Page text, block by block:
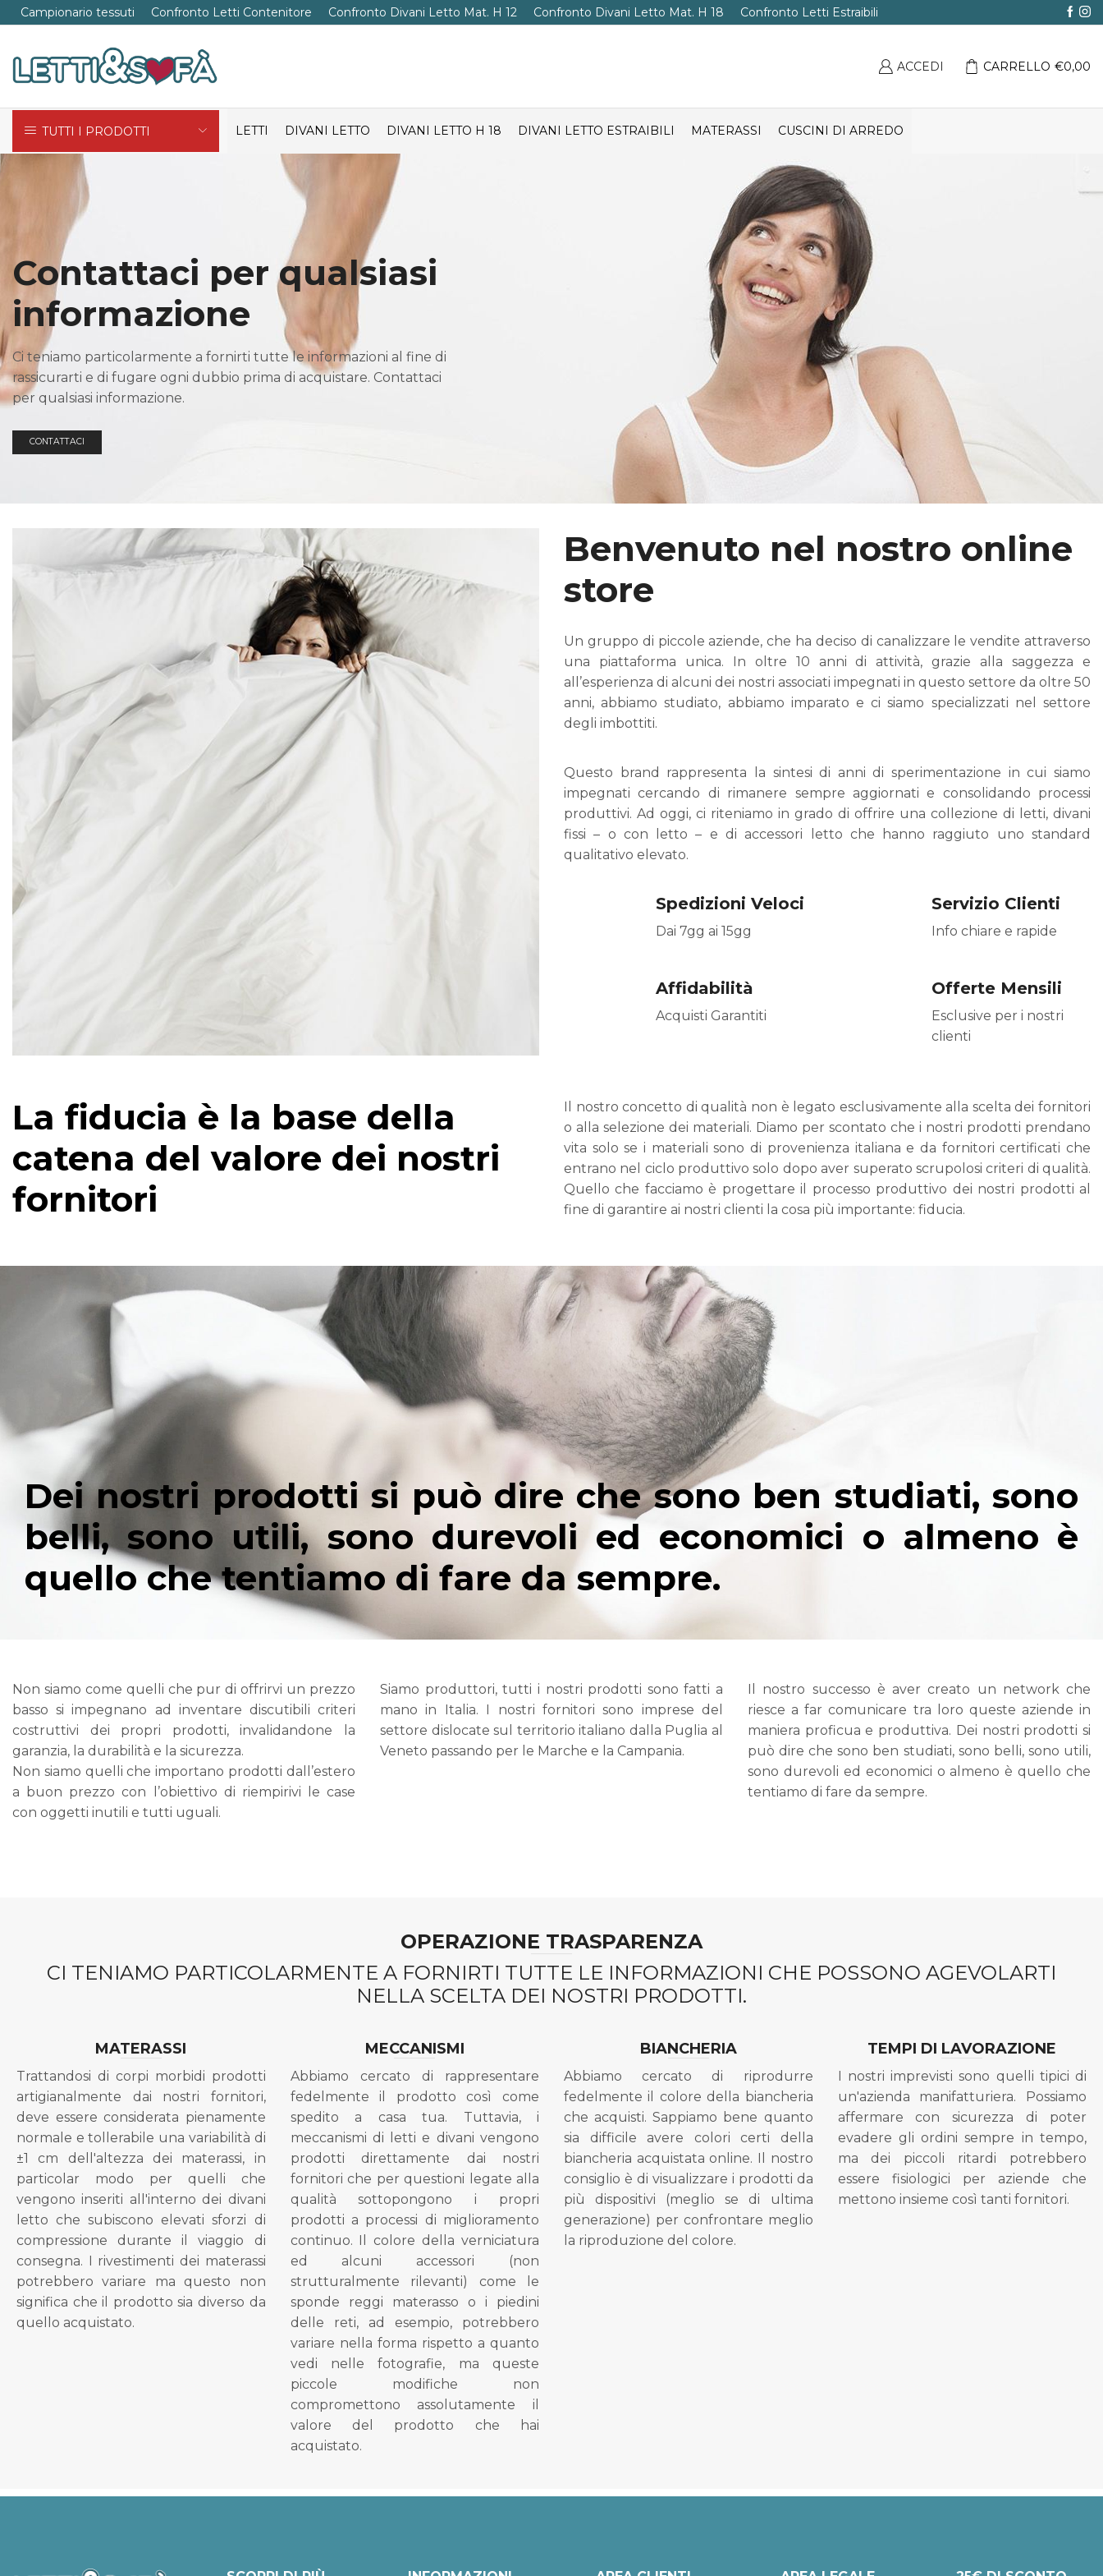
Campionario tessuti Confronto Letti Contenitore Confronto Divani Letto Mat. H 12 Confronto Divani Letto Mat. H 18 Confronto Letti Estraibili
ACCEDI CARRELLO €0,00
TUTTI I PRODOTTI LETTI DIVANI LETTO DIVANI LETTO H 18 DIVANI LETTO ESTRAIBILI MATERASSI CUSCINI DI ARREDO
Contattaci per qualsiasi
informazione
Ci teniamo particolarmente a fornirti tutte le informazioni al fine di
rassicurarti e di fugare ogni dubbio prima di acquistare. Contattaci
per qualsiasi informazione.
CONTATTACI
Benvenuto nel nostro online
store
Un gruppo di piccole aziende, che ha deciso di canalizzare le vendite attraverso
una piattaforma unica. In oltre 10 anni di attività, grazie alla saggezza e
all’esperienza di alcuni dei nostri associati impegnati in questo settore da oltre 50
anni, abbiamo studiato, abbiamo imparato e ci siamo specializzati nel settore
degli imbottiti.
Questo brand rappresenta la sintesi di anni di sperimentazione in cui siamo
impegnati cercando di rimanere sempre aggiornati e consolidando processi
produttivi. Ad oggi, ci riteniamo in grado di offrire una collezione di letti, divani
fissi – o con letto – e di accessori letto che hanno raggiuto uno standard
qualitativo elevato.
Spedizioni Veloci
Dai 7gg ai 15gg
Servizio Clienti
Info chiare e rapide
Affidabilità
Acquisti Garantiti
Offerte Mensili
Esclusive per i nostri
clienti
La fiducia è la base della
catena del valore dei nostri
fornitori
Il nostro concetto di qualità non è legato esclusivamente alla scelta dei fornitori
o alla selezione dei materiali. Diamo per scontato che i nostri prodotti prendano
vita solo se i materiali sono di provenienza italiana e da fornitori certificati che
entrano nel ciclo produttivo solo dopo aver superato scrupolosi criteri di qualità.
Quello che facciamo è progettare il processo produttivo dei nostri prodotti al
fine di garantire ai nostri clienti la cosa più importante: fiducia.
Dei nostri prodotti si può dire che sono ben studiati, sono
belli, sono utili, sono durevoli ed economici o almeno è
quello che tentiamo di fare da sempre.
Non siamo come quelli che pur di offrirvi un prezzo
basso si impegnano ad inventare discutibili criteri
costruttivi dei propri prodotti, invalidandone la
garanzia, la durabilità e la sicurezza.
Non siamo quelli che importano prodotti dall’estero
a buon prezzo con l’obiettivo di riempirivi le case
con oggetti inutili e tutti uguali.
Siamo produttori, tutti i nostri prodotti sono fatti a
mano in Italia. I nostri fornitori sono imprese del
settore dislocate sul territorio italiano dalla Puglia al
Veneto passando per le Marche e la Campania.
Il nostro successo è aver creato un network che
riesce a far comunicare tra loro queste aziende in
maniera proficua e produttiva. Dei nostri prodotti si
può dire che sono ben studiati, sono belli, sono utili,
sono durevoli ed economici o almeno è quello che
tentiamo di fare da sempre.
OPERAZIONE TRASPARENZA
CI TENIAMO PARTICOLARMENTE A FORNIRTI TUTTE LE INFORMAZIONI CHE POSSONO AGEVOLARTI
NELLA SCELTA DEI NOSTRI PRODOTTI.
MATERASSI
Trattandosi di corpi morbidi prodotti
artigianalmente dai nostri fornitori,
deve essere considerata pienamente
normale e tollerabile una variabilità di
±1 cm dell'altezza dei materassi, in
particolar modo per quelli che
vengono inseriti all'interno dei divani
letto che subiscono elevati sforzi di
compressione durante il viaggio di
consegna. I rivestimenti dei materassi
potrebbero variare ma questo non
significa che il prodotto sia diverso da
quello acquistato.
MECCANISMI
Abbiamo cercato di rappresentare
fedelmente il prodotto così come
spedito a casa tua. Tuttavia, i
meccanismi di letti e divani vengono
prodotti direttamente dai nostri
fornitori che per questioni legate alla
qualità sottopongono i propri
prodotti a processi di miglioramento
continuo. Il colore della verniciatura
ed alcuni accessori (non
strutturalmente rilevanti) come le
sponde reggi materasso o i piedini
delle reti, ad esempio, potrebbero
variare nella forma rispetto a quanto
vedi nelle fotografie, ma queste
piccole modifiche non
compromettono assolutamente il
valore del prodotto che hai
acquistato.
BIANCHERIA
Abbiamo cercato di riprodurre
fedelmente il colore della biancheria
che acquisti. Sappiamo bene quanto
sia difficile avere colori certi della
biancheria acquistata online. Il nostro
consiglio è di visualizzare i prodotti da
più dispositivi (meglio se di ultima
generazione) per confrontare meglio
la riproduzione del colore.
TEMPI DI LAVORAZIONE
I nostri imprevisti sono quelli tipici di
un'azienda manifatturiera. Possiamo
affermare con sicurezza di poter
evadere gli ordini sempre in tempo,
ma dei piccoli ritardi potrebbero
essere fisiologici per aziende che
mettono insieme così tanti fornitori.